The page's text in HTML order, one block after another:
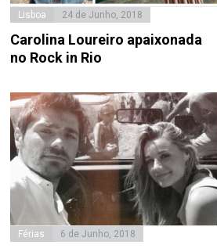
Lisboa 24 de Junho, 2018
Carolina Loureiro apaixonada
no Rock in Rio
Férias 6 de Junho, 2018